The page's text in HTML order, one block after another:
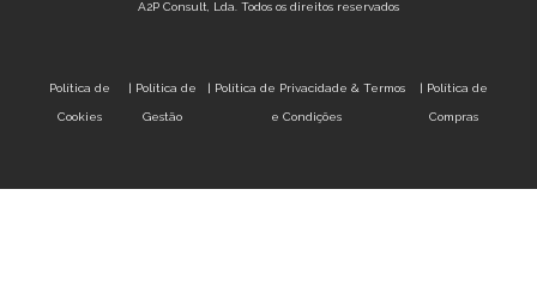
A2P Consult, Lda. Todos os direitos reservados
Política de
Cookies
Política de
Gestão
Política de Privacidade & Termos
e Condições
Política de
Compras